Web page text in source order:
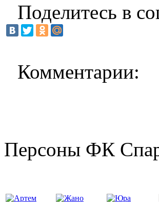
Поделитесь в
Комментарии:
Персоны ФК